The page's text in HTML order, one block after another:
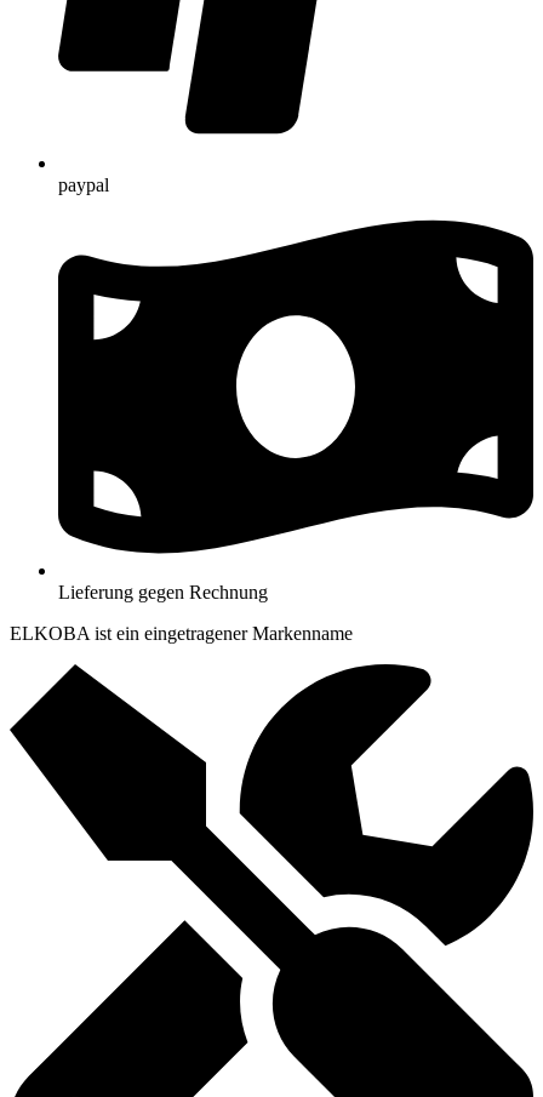
paypal
Lieferung gegen Rechnung
ELKOBA ist ein eingetragener Markenname